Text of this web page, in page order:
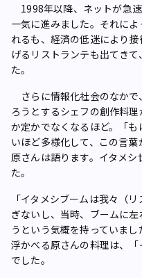
1998年以降、ネットが急
一気に進みました。それに
れるも、経済の低迷により
げるリストランテも出てき
た。
さらに情報化社会のなか
ろうとするシェフの創作料
か定かでなくなるほど。「
いほど多様化して、この言
原さんは語ります。イタメ
た。
「イタメシブームは我々（
ぎないし、当時、ブームに
うという気概を持っていま
浮かべる原さんの料理は、
でした。